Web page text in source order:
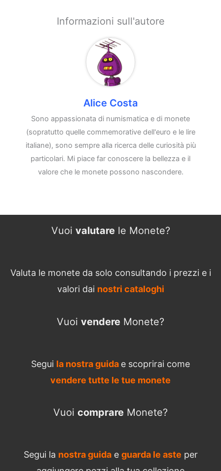
Informazioni sull'autore
Alice Costa
Sono appassionata di numismatica e di monete
(sopratutto quelle commemorative dell'euro e le lire
italiane), sono sempre alla ricerca delle curiosità più
particolari. Mi piace far conoscere la bellezza e il
valore che le monete possono nascondere.
Vuoi valutarele Monete?
Valuta le monete da solo consultando i prezzi e i
valori dai nostri cataloghi
Vuoi vendere Monete?
Segui la nostra guida e scoprirai come
vendere tutte le tue monete
Vuoi comprare Monete?
Segui la nostra guidae guarda le aste per